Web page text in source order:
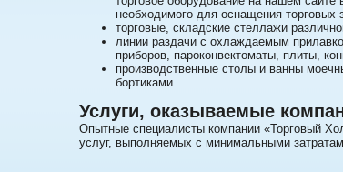
необходимого для оснащения торговых
торговые, складские стеллажи
линии раздачи с охлаждаемым
приборов, пароконвектоматы, плиты,
производственные столы и ванны
бортиками.
Услуги, оказываемые
Опытные специалисты компании «Торговый
услуг, выполняемых с минимальными